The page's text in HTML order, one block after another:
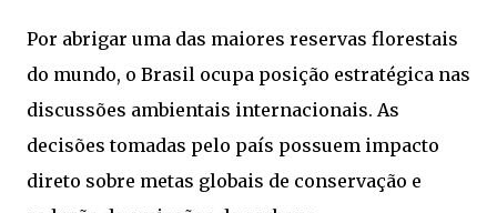
Por abrigar uma das maiores reservas florestais
do mundo, o Brasil ocupa posição estratégica nas
discussões ambientais internacionais. As
decisões tomadas pelo país possuem impacto
direto sobre metas globais de conservação e